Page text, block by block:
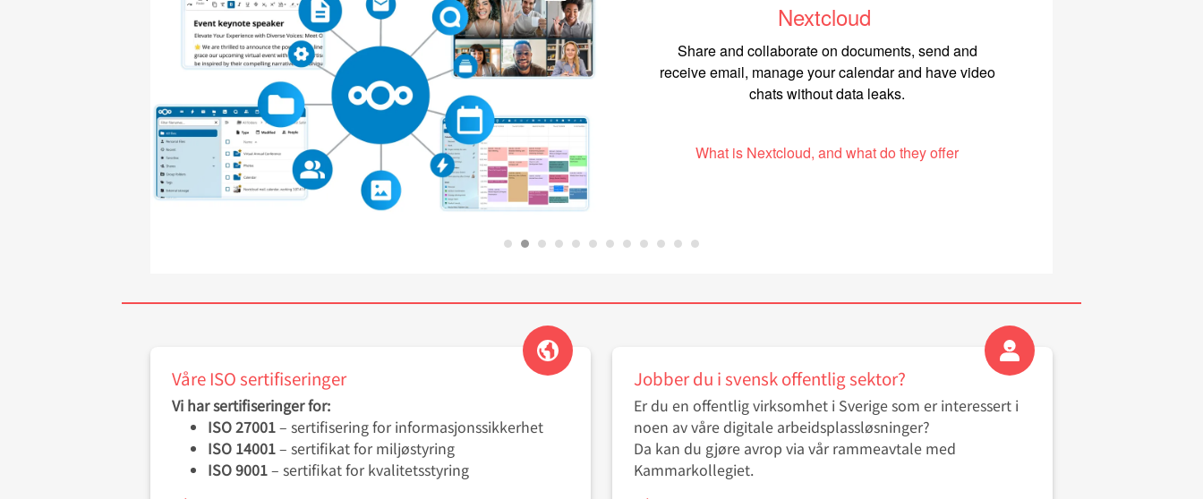
Nextcloud
Share and collaborate on documents, send and
receive email, manage your calendar and have video
chats without data leaks.
What is Nextcloud, and what do they offer
Våre ISO sertifiseringer
Vi har sertifiseringer for:
ISO 27001– sertifisering for informasjonssikkerhet
ISO 14001– sertifikat for miljøstyring
ISO 9001– sertifikat for kvalitetsstyring
Jobber du i svensk offentlig sektor?
Er du en offentlig virksomhet i Sverige som er interessert i
noen av våre digitale arbeidsplassløsninger?
Da kan du gjøre avrop via vår rammeavtale med
Kammarkollegiet.